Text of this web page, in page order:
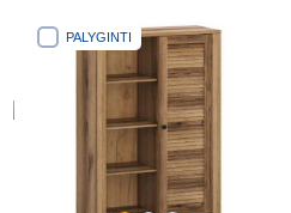
PALYGINTI